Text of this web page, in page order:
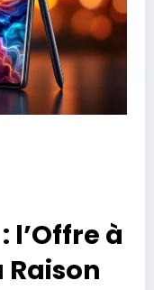
l’Offre à